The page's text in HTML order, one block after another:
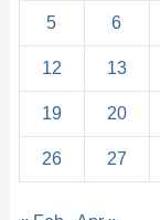
5 6
12 13
19 20
26 27